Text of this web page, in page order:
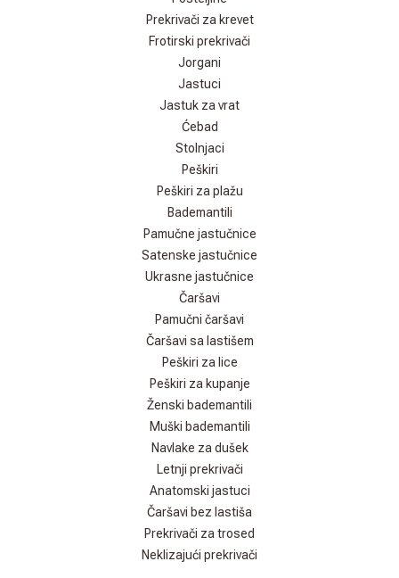
Prekrivači za krevet
Frotirski prekrivači
Jorgani
Jastuci
Jastuk za vrat
Ćebad
Stolnjaci
Peškiri
Peškiri za plažu
Bademantili
Pamučne jastučnice
Satenske jastučnice
Ukrasne jastučnice
Čaršavi
Pamučni čaršavi
Čaršavi sa lastišem
Peškiri za lice
Peškiri za kupanje
Ženski bademantili
Muški bademantili
Navlake za dušek
Letnji prekrivači
Anatomski jastuci
Čaršavi bez lastiša
Prekrivači za trosed
Neklizajući prekrivači